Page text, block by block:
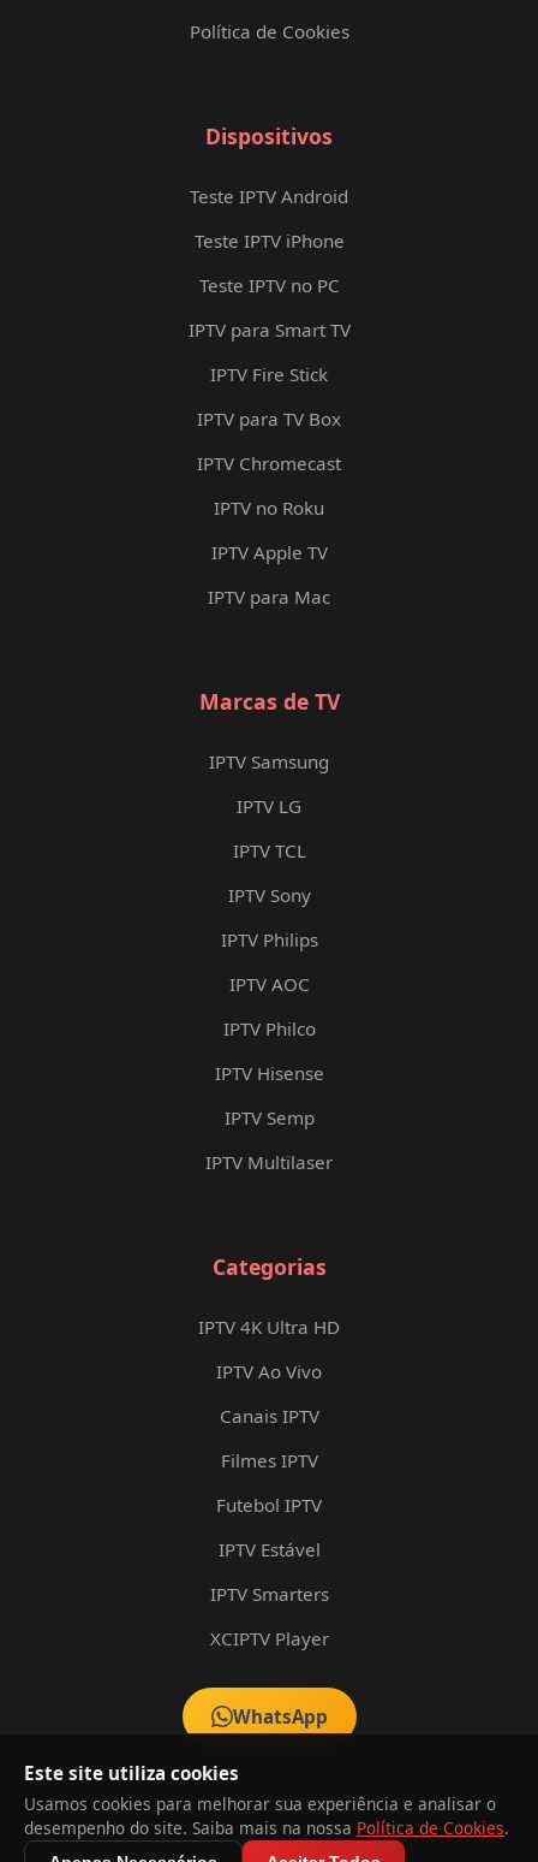
Política de Cookies
Dispositivos
Teste IPTV Android
Teste IPTV iPhone
Teste IPTV no PC
IPTV para Smart TV
IPTV Fire Stick
IPTV para TV Box
IPTV Chromecast
IPTV no Roku
IPTV Apple TV
IPTV para Mac
Marcas de TV
IPTV Samsung
IPTV LG
IPTV TCL
IPTV Sony
IPTV Philips
IPTV AOC
IPTV Philco
IPTV Hisense
IPTV Semp
IPTV Multilaser
Categorias
IPTV 4K Ultra HD
IPTV Ao Vivo
Canais IPTV
Filmes IPTV
Futebol IPTV
IPTV Estável
IPTV Smarters
XCIPTV Player
WhatsApp
© 2026 Teste IPTV PlayPRO. Todos os direitos reservados.
Este site utiliza cookies
Usamos cookies para melhorar sua experiência e analisar o
desempenho do site. Saiba mais na nossa Política de Cookies.